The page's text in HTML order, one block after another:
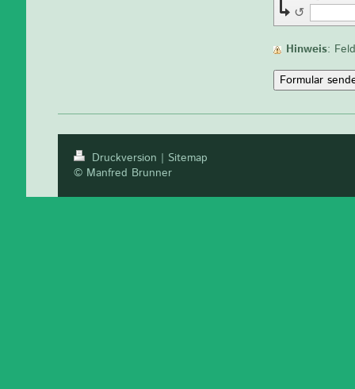
↺
Hinweis :
Druckversion | Sitemap
© Manfred Brunner